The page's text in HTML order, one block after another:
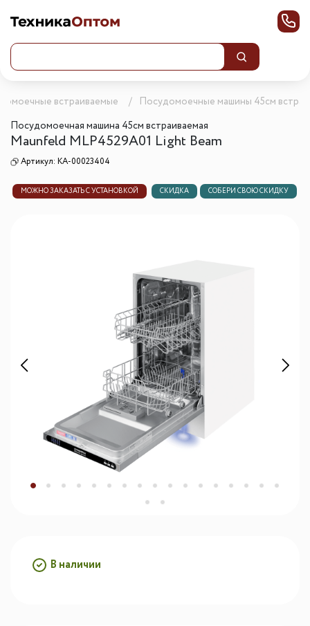
встраиваемые
Посудомоечные машины 45см
Посудомоечная машина 45см встраиваемая
Maunfeld MLP4529A01 Light Beam
Артикул: КА-00023404
МОЖНО ЗАКАЗАТЬ С УСТАНОВКОЙ СКИДКА СОБЕРИ СВОЮ СКИДКУ
В наличии